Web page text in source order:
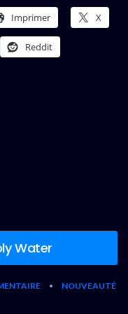
Imprimer X
Reddit
Water
•
NOUVEAUTÉ